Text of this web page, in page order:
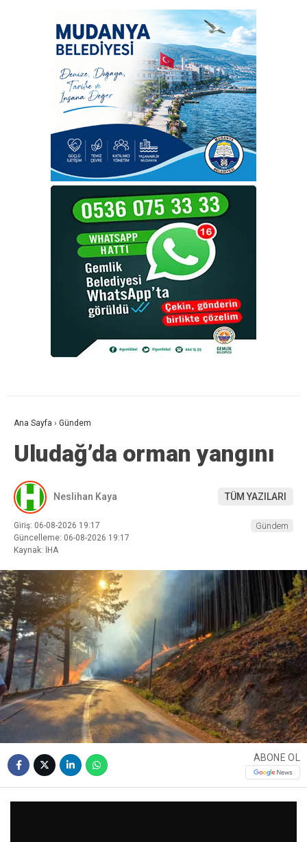
Ana Sayfa › Gündem
Uludağ’da orman yangını
Neslihan Kaya TÜM YAZILARI
Giriş: 06-08-2026 19:17
Güncelleme: 06-08-2026 19:17
Kaynak: İHA
Gündem
ABONE OL